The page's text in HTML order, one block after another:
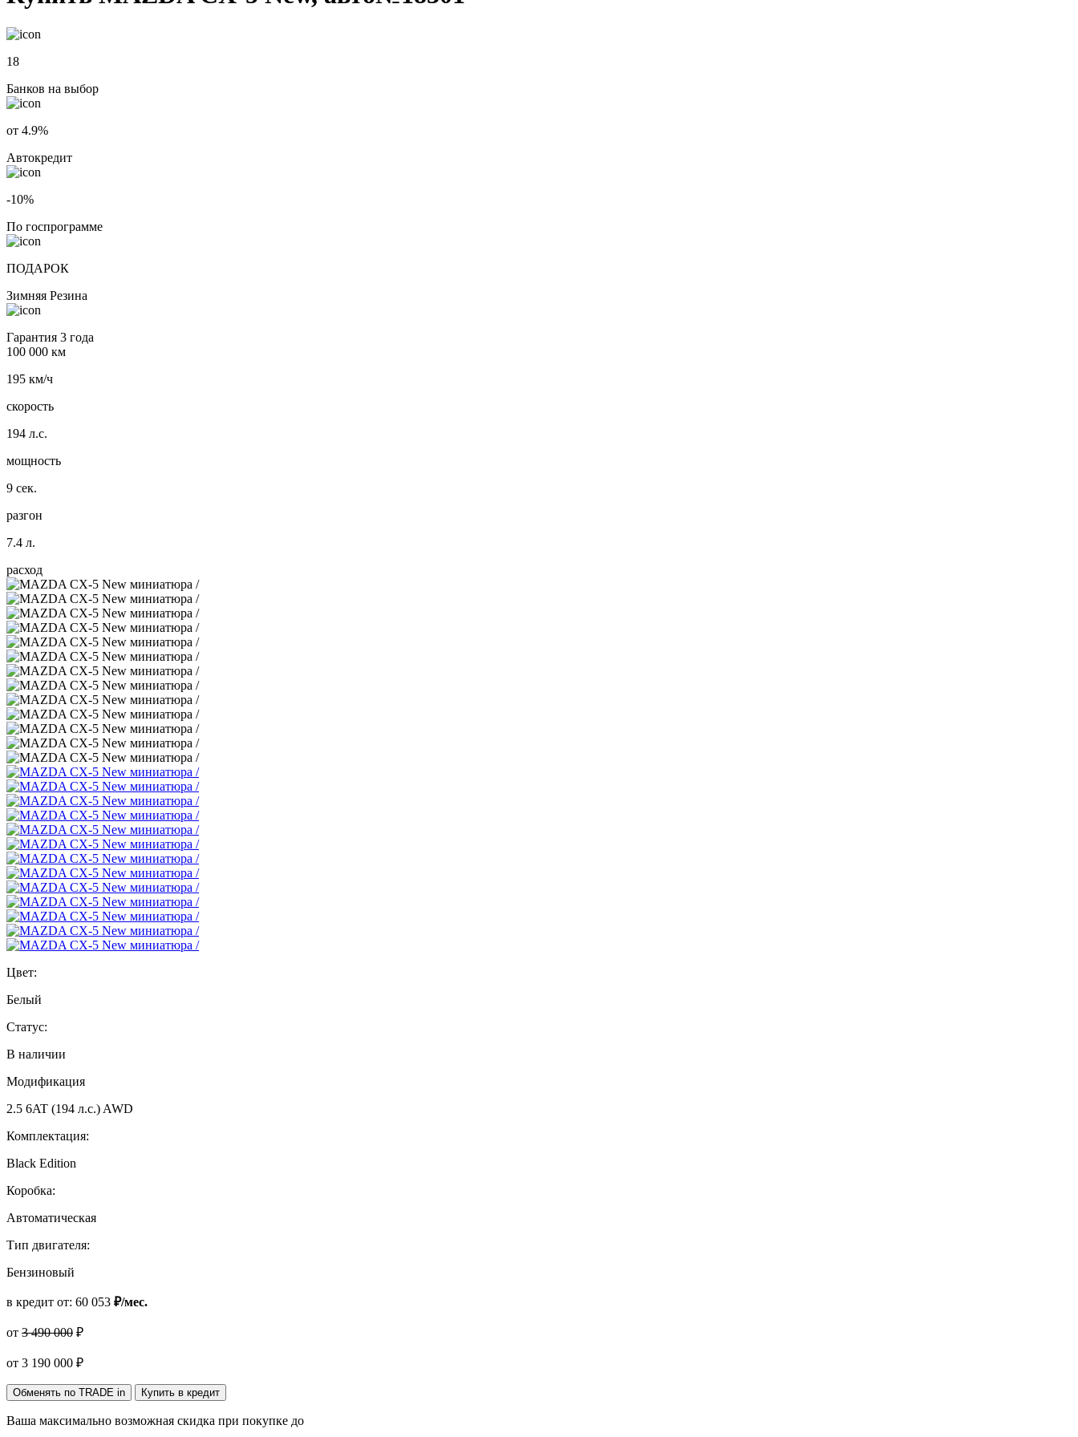
18
Банков на выбор
от 4.9%
Автокредит
-10%
По госпрограмме
ПОДАРОК
Зимняя Резина
Гарантия 3 года
100 000 км
195 км/ч
скорость
194 л.с.
мощность
9 сек.
разгон
7.4 л.
расход
Цвет:
Белый
Статус:
В наличии
Модификация
2.5 6AT (194 л.с.) AWD
Комплектация:
Black Edition
Коробка:
Автоматическая
Тип двигателя:
Бензиновый
в кредит от: 60 053 ₽/мес.
от 3 490 000 ₽
от 3 190 000 ₽
Обменять по TRADE in Купить в кредит
Ваша максимально возможная скидка при покупке до